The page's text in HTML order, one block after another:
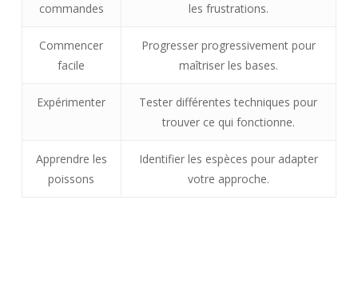
commandes
les frustrations.
Commencer
facile
Progresser progressivement pour
maîtriser les bases.
Expérimenter
Tester différentes techniques pour
trouver ce qui fonctionne.
Apprendre les
poissons
Identifier les espèces pour adapter
votre approche.